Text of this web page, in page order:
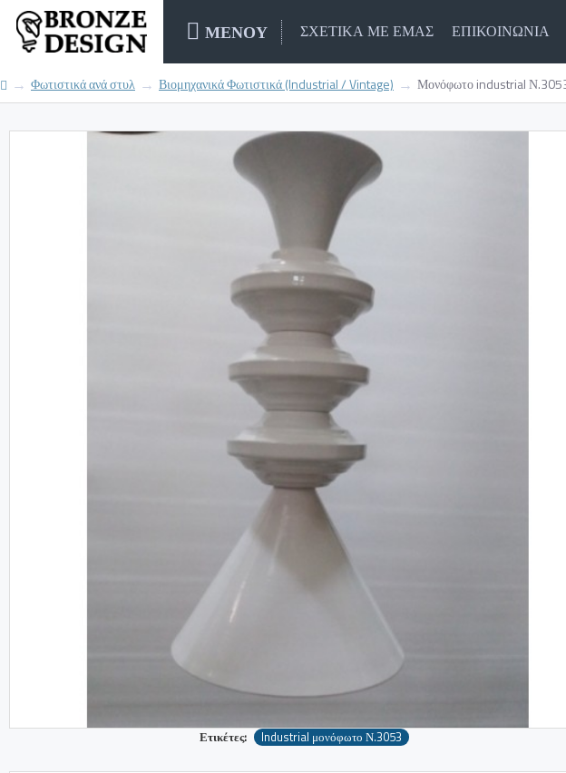
ΜΕΝΟΥ ΣΧΕΤΙΚΑ ΜΕ ΕΜΑΣ ΕΠΙΚΟΙΝΩΝΙΑ
Φωτιστικά ανά στυλ Βιομηχανικά Φωτιστικά (Industrial / Vintage) Μονόφωτο industrial
Ετικέτες: Industrial μονόφωτο Ν.3053